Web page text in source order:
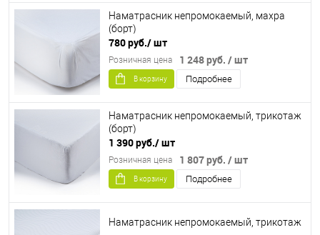
Наматрасник непромокаемый, махра
(борт)
780 руб./ шт
1 248 руб. / шт
Розничная цена
В корзину Подробнее
Наматрасник непромокаемый, трикотаж
(борт)
1 390 руб./ шт
1 807 руб. / шт
Розничная цена
В корзину Подробнее
Наматрасник непромокаемый, трикотаж